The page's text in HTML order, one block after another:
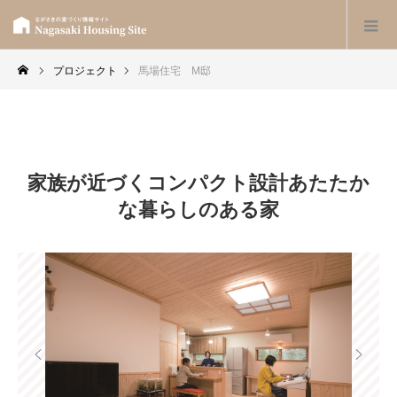
プロジェクト 馬場住宅 M邸
家族が近づくコンパクト設計あたたか
な暮らしのある家